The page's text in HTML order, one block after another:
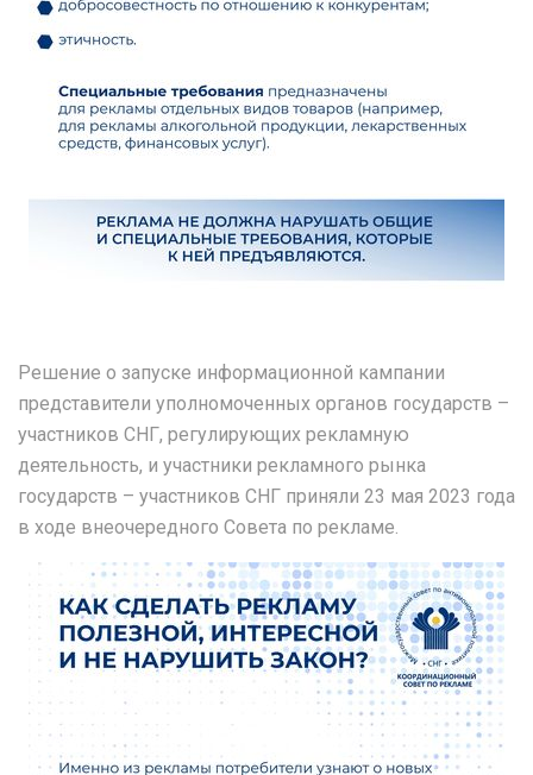
Решение о запуске информационной кампании
представители уполномоченных органов государств –
участников СНГ, регулирующих рекламную
деятельность, и участники рекламного рынка
государств – участников СНГ приняли 23 мая 2023 года
в ходе внеочередного Совета по рекламе.